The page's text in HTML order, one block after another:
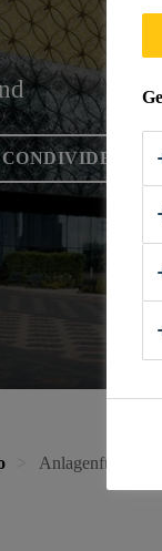
CONDIVIDERE
Anlagenführer